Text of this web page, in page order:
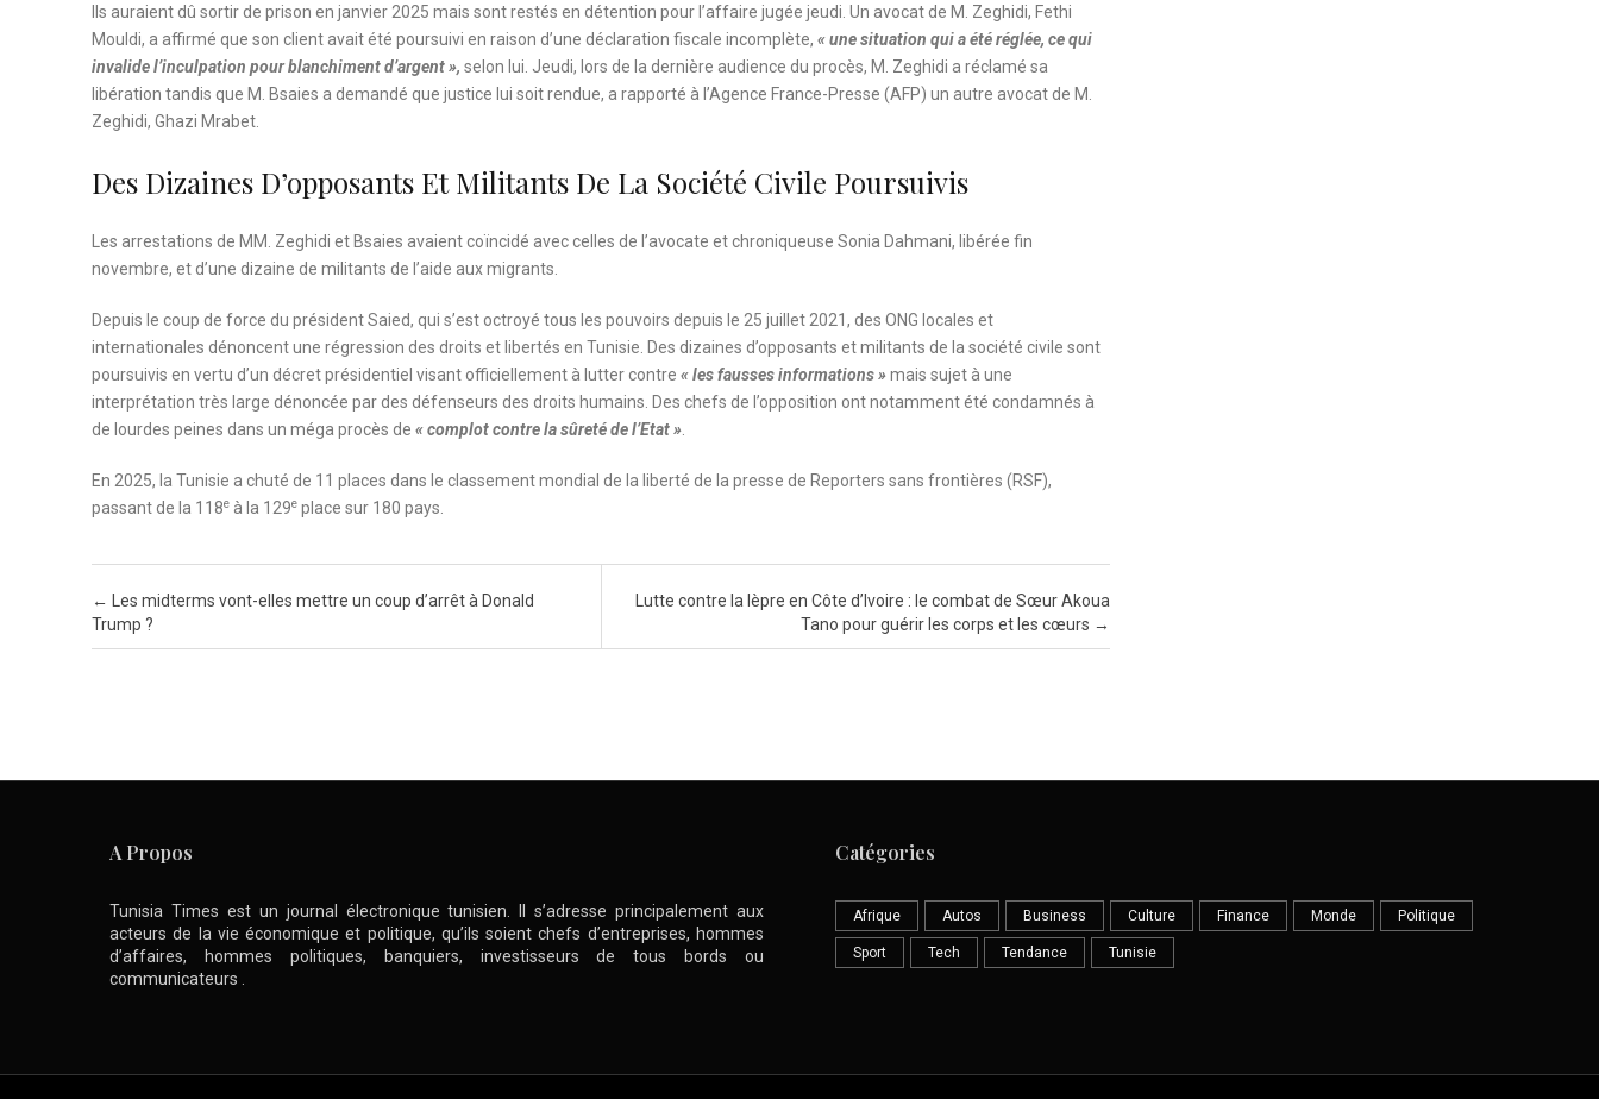
Ils auraient dû sortir de prison en janvier 2025 mais sont restés en détention pour l’affaire jugée jeudi. Un avocat de M. Zeghidi, Fethi
Mouldi, a affirmé que son client avait été poursuivi en raison d’une déclaration fiscale incomplète, « une situation qui a été réglée, ce qui
invalide l’inculpation pour blanchiment d’argent », selon lui. Jeudi, lors de la dernière audience du procès, M. Zeghidi a réclamé sa
libération tandis que M. Bsaies a demandé que justice lui soit rendue, a rapporté à l’Agence France-Presse (AFP) un autre avocat de M.
Zeghidi, Ghazi Mrabet.
Des Dizaines D’opposants Et Militants De La Société Civile Poursuivis
Les arrestations de MM. Zeghidi et Bsaies avaient coïncidé avec celles de l’avocate et chroniqueuse Sonia Dahmani, libérée fin
novembre, et d’une dizaine de militants de l’aide aux migrants.
Depuis le coup de force du président Saied, qui s’est octroyé tous les pouvoirs depuis le 25 juillet 2021, des ONG locales et
internationales dénoncent une régression des droits et libertés en Tunisie. Des dizaines d’opposants et militants de la société civile sont
poursuivis en vertu d’un décret présidentiel visant officiellement à lutter contre « les fausses informations »mais sujet à une
interprétation très large dénoncée par des défenseurs des droits humains. Des chefs de l’opposition ont notamment été condamnés à
de lourdes peines dans un méga procès de « complot contre la sûreté de l’Etat »
En 2025, la Tunisie a chuté de 11 places dans le classement mondial de la liberté de la presse de Reporters sans frontières (RSF),
passant de la 118e à la 129e place sur 180 pays.
Post navigation
←
Les midterms vont-elles mettre un coup d’arrêt à Donald
Trump ?
Lutte contre la lèpre en Côte d’Ivoire : le combat de Sœur Akoua
Tano pour guérir les corps et les cœurs →
A Propos
Tunisia Times est un journal électronique tunisien. Il s’adresse principalement aux
acteurs de la vie économique et politique, qu’ils soient chefs d’entreprises, hommes
d’affaires, hommes politiques, banquiers, investisseurs de tous bords ou
communicateurs .
Catégories
Afrique Autos Business Culture Finance Monde Politique
Sport Tech Tendance Tunisie